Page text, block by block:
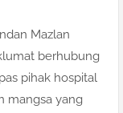
Mazlan
berhubung
pihak hospital
mangsa yang